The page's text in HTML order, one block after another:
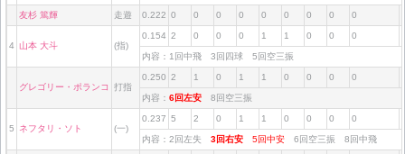
友杉 篤輝 走遊 0.222 0 0 0 0 0 0 0 0 0
4 山本 大斗 (指)
0.154 2 0 0 0 1 1 0 0 0
内容：1回中飛 3回四球 5回空三振
グレゴリー・ポランコ 打指
0.250 2 1 0 1 1 0 0 0 0
内容： 6回左安 8回空三振
5 ネフタリ・ソト (一)
0.237 5 2 0 1 1 0 0 0 0
内容：2回左失 3回右安 5回中安 6回空三振 8回中飛